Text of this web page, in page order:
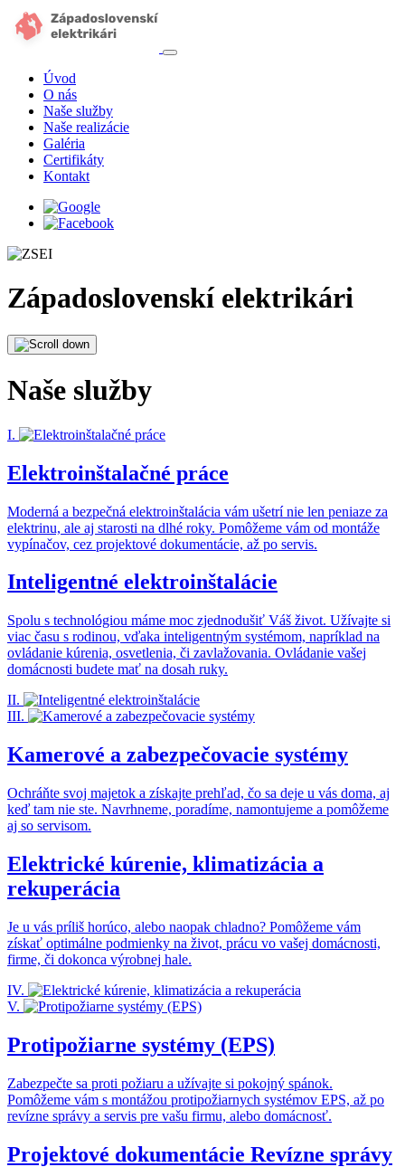
Úvod
O nás
Naše služby
Naše realizácie
Galéria
Certifikáty
Kontakt
Západoslovenskí elektrikári
Naše služby
I.
Elektroinštalačné práce
Moderná a bezpečná elektroinštalácia vám ušetrí nie len peniaze za
elektrinu, ale aj starosti na dlhé roky. Pomôžeme vám od montáže
vypínačov, cez projektové dokumentácie, až po servis.
Inteligentné elektroinštalácie
Spolu s technológiou máme moc zjednodušiť Váš život. Užívajte si
viac času s rodinou, vďaka inteligentným systémom, napríklad na
ovládanie kúrenia, osvetlenia, či zavlažovania. Ovládanie vašej
domácnosti budete mať na dosah ruky.
II.
III.
Kamerové a zabezpečovacie systémy
Ochráňte svoj majetok a získajte prehľad, čo sa deje u vás doma, aj
keď tam nie ste. Navrhneme, poradíme, namontujeme a pomôžeme
aj so servisom.
Elektrické kúrenie, klimatizácia a
rekuperácia
Je u vás príliš horúco, alebo naopak chladno? Pomôžeme vám
získať optimálne podmienky na život, prácu vo vašej domácnosti,
firme, či dokonca výrobnej hale.
IV.
V.
Protipožiarne systémy (EPS)
Zabezpečte sa proti požiaru a užívajte si pokojný spánok.
Pomôžeme vám s montážou protipožiarnych systémov EPS, až po
revízne správy a servis pre vašu firmu, alebo domácnosť.
Projektové dokumentácie Revízne správy